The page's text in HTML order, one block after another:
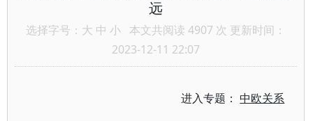
远
选择字号： 大 中 小 本文共阅读 4907 次 更新时间：
2023-12-11 22:07
进入专题：中欧关系